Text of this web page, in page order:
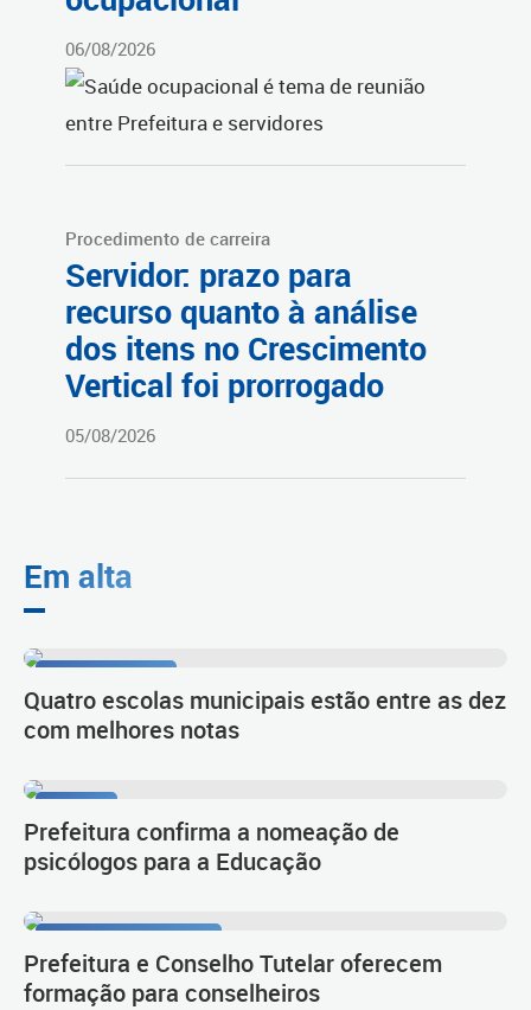
06/08/2026
Procedimento de carreira
Servidor: prazo para
recurso quanto à análise
dos itens no Crescimento
Vertical foi prorrogado
05/08/2026
Em alta
Quatro escolas municipais estão entre as dez
com melhores notas
Prefeitura confirma a nomeação de
psicólogos para a Educação
Prefeitura e Conselho Tutelar oferecem
formação para conselheiros